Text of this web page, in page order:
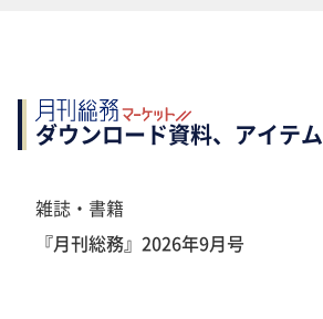
ダウンロード資料、アイテム
雑誌・書籍
『月刊総務』2026年9月号